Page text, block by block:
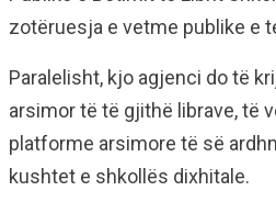
zotëruesja e vetme publike e
Paralelisht, kjo agjenci do të
arsimor të të gjithë librave, të
platforme arsimore të së
kushtet e shkollës dixhitale.